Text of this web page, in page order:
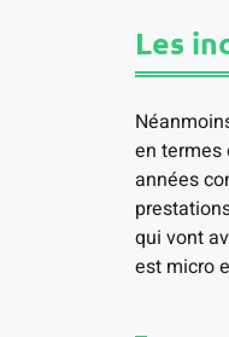
Les
en termes
années
qui vont
est micro